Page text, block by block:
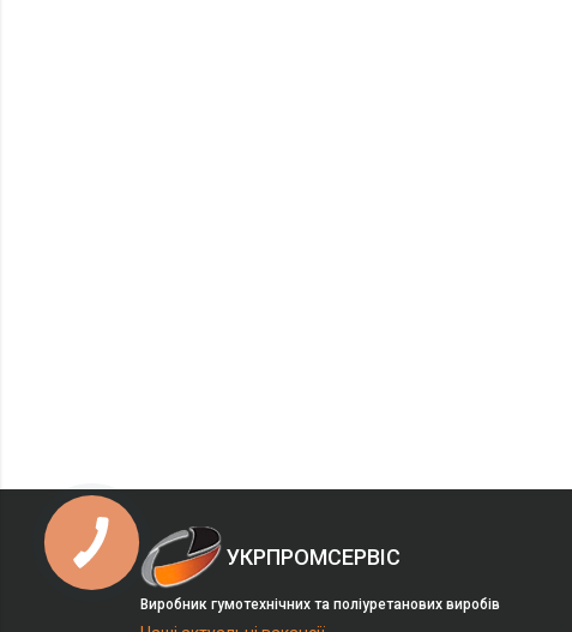
УКРПРОМСЕРВІС
Виробник гумотехнічних та поліуретанових виробів